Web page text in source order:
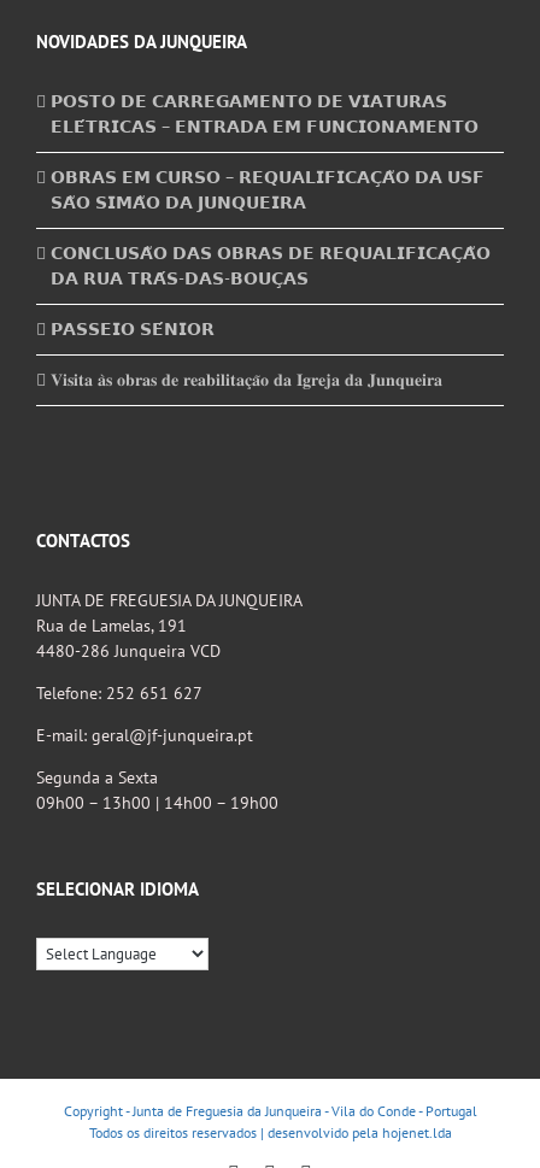
NOVIDADES DA JUNQUEIRA
𝗣𝗢𝗦𝗧𝗢 𝗗𝗘 𝗖𝗔𝗥𝗥𝗘𝗚𝗔𝗠𝗘𝗡𝗧𝗢 𝗗𝗘 𝗩𝗜𝗔𝗧𝗨𝗥𝗔𝗦
𝗘𝗟𝗘́𝗧𝗥𝗜𝗖𝗔𝗦 – 𝗘𝗡𝗧𝗥𝗔𝗗𝗔 𝗘𝗠 𝗙𝗨𝗡𝗖𝗜𝗢𝗡𝗔𝗠𝗘𝗡𝗧𝗢
𝗢𝗕𝗥𝗔𝗦 𝗘𝗠 𝗖𝗨𝗥𝗦𝗢 – 𝗥𝗘𝗤𝗨𝗔𝗟𝗜𝗙𝗜𝗖𝗔𝗖̧𝗔̃𝗢 𝗗𝗔 𝗨𝗦𝗙
𝗦𝗔̃𝗢 𝗦𝗜𝗠𝗔̃𝗢 𝗗𝗔 𝗝𝗨𝗡𝗤𝗨𝗘𝗜𝗥𝗔
𝗖𝗢𝗡𝗖𝗟𝗨𝗦𝗔̃𝗢 𝗗𝗔𝗦 𝗢𝗕𝗥𝗔𝗦 𝗗𝗘 𝗥𝗘𝗤𝗨𝗔𝗟𝗜𝗙𝗜𝗖𝗔𝗖̧𝗔̃𝗢
𝗗𝗔 𝗥𝗨𝗔 𝗧𝗥𝗔́𝗦-𝗗𝗔𝗦-𝗕𝗢𝗨𝗖̧𝗔𝗦
𝗣𝗔𝗦𝗦𝗘𝗜𝗢 𝗦𝗘́𝗡𝗜𝗢𝗥
𝐕𝐢𝐬𝐢𝐭𝐚 𝐚̀𝐬 𝐨𝐛𝐫𝐚𝐬 𝐝𝐞 𝐫𝐞𝐚𝐛𝐢𝐥𝐢𝐭𝐚𝐜̧𝐚̃𝐨 𝐝𝐚 𝐈𝐠𝐫𝐞𝐣𝐚 𝐝𝐚 𝐉𝐮𝐧𝐪𝐮𝐞𝐢𝐫𝐚
CONTACTOS
JUNTA DE FREGUESIA DA JUNQUEIRA
Rua de Lamelas, 191
4480-286 Junqueira VCD
Telefone: 252 651 627
E-mail: geral@jf-junqueira.pt
Segunda a Sexta
09h00 – 13h00 | 14h00 – 19h00
SELECIONAR IDIOMA
Copyright - Junta de Freguesia da Junqueira - Vila do Conde - Portugal
Todos os direitos reservados | desenvolvido pela hojenet.lda